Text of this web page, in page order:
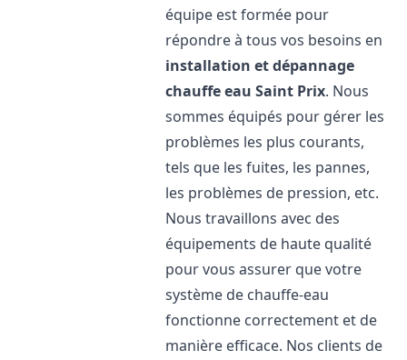
équipe est formée pour
répondre à tous vos besoins en
installation et dépannage
chauffe eau Saint Prix. Nous
sommes équipés pour gérer les
problèmes les plus courants,
tels que les fuites, les pannes,
les problèmes de pression, etc.
Nous travaillons avec des
équipements de haute qualité
pour vous assurer que votre
système de chauffe-eau
fonctionne correctement et de
manière efficace. Nos clients de